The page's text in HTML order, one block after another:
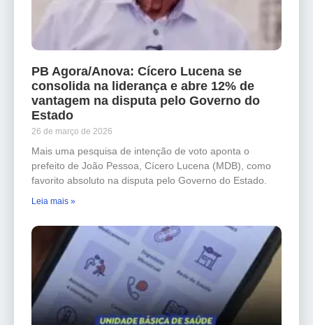
PB Agora/Anova: Cícero Lucena se
consolida na liderança e abre 12% de
vantagem na disputa pelo Governo do
Estado
26 de março de 2026
Mais uma pesquisa de intenção de voto aponta o
prefeito de João Pessoa, Cícero Lucena (MDB), como
favorito absoluto na disputa pelo Governo do Estado.
Leia mais »